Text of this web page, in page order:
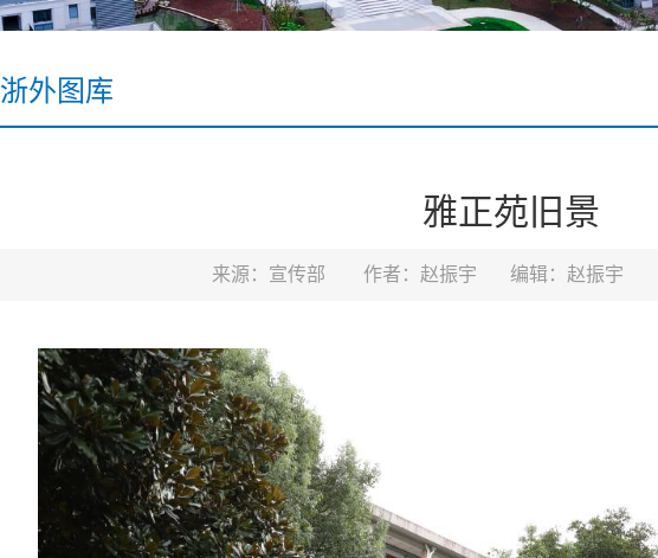
浙外图库
雅正苑旧景
来源：宣传部 作者：赵振宇 编辑：赵振宇